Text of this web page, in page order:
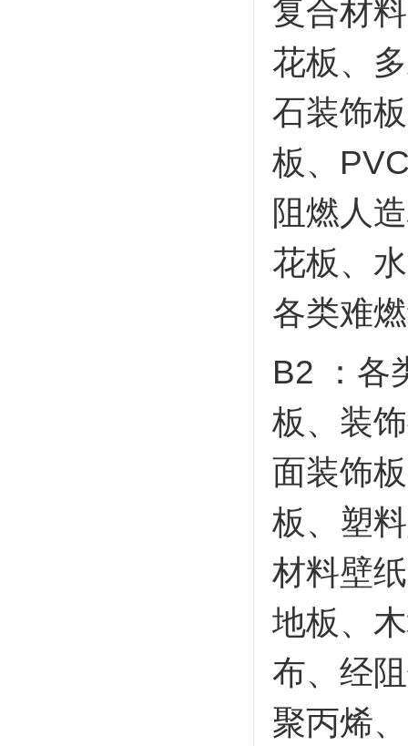
复合材
花板、
石装饰
板、
阻燃人
花板、
各类难
B2 ：各
板、装
面装饰
板、塑
材料壁
地板、
布、经
聚丙烯